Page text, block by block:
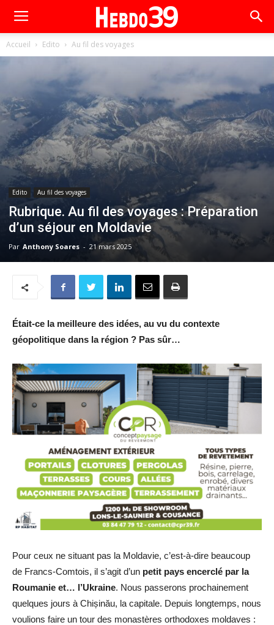
Accueil Edito Au fil des voyages
Edito Au fil des voyages
Rubrique. Au fil des voyages : Préparation
d’un séjour en Moldavie
Par Anthony Soares - 21 mars 2025
Était-ce la meilleure des idées, au vu du contexte
géopolitique dans la région ? Pas sûr…
Pour ceux ne situant pas la Moldavie, c’est-à-dire beaucoup
de Francs-Comtois, il s’agit d’un petit pays encerclé par la
Roumanie et… l’Ukraine. Nous passerons prochainement
quelques jours à Chișinău, la capitale. Depuis longtemps, nous
voulions faire un tour des monastères orthodoxes moldaves :